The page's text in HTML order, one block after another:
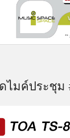
ดไมค์ประชุม